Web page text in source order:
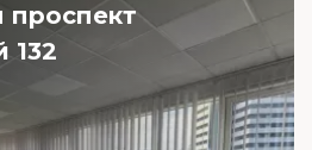
проспект
132